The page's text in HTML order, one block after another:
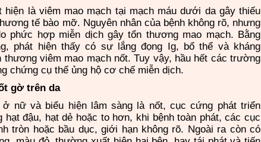
hiện là viêm mao mạch tại mạch máu dưới da gây thiếu
tế bào mỡ. Nguyên nhân của bệnh không rõ, nhưng
phức hợp miễn dịch gây tổn thương mao mạch. Bằng
phát hiện thấy có sự lắng đọng Ig, bổ thể và kháng
thương viêm mao mạch nốt. Tuy vậy, hầu hết các trường
chứng cụ thể ủng hộ cơ chế miễn dịch.
gờ trên da
ở nữ và biểu hiện lâm sàng là nốt, cục cứng phát triển
đậu, hạt dẻ hoặc to hơn, khi bệnh toàn phát, các cục
tròn hoặc bầu dục, giới hạn không rõ. Ngoài ra còn có